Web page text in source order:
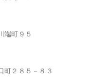
端町９５
町２８５－８３